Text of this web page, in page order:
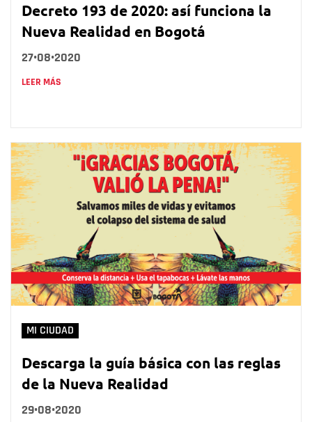
Decreto 193 de 2020: así funciona la
Nueva Realidad en Bogotá
27•08•2020
LEER MÁS
MI CIUDAD
Descarga la guía básica con las reglas
de la Nueva Realidad
29•08•2020